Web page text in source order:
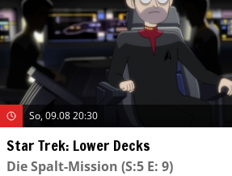
So, 09.08 20:30
Star Trek: Lower Decks
Die Spalt-Mission (S:5 E: 9)